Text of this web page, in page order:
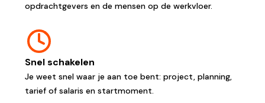
opdrachtgevers en de mensen op de werkvloer.
Snel schakelen
Je weet snel waar je aan toe bent: project, planning,
tarief of salaris en startmoment.